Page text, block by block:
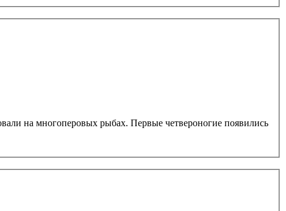
на многоперовых рыбах. Первые четвероногие появились